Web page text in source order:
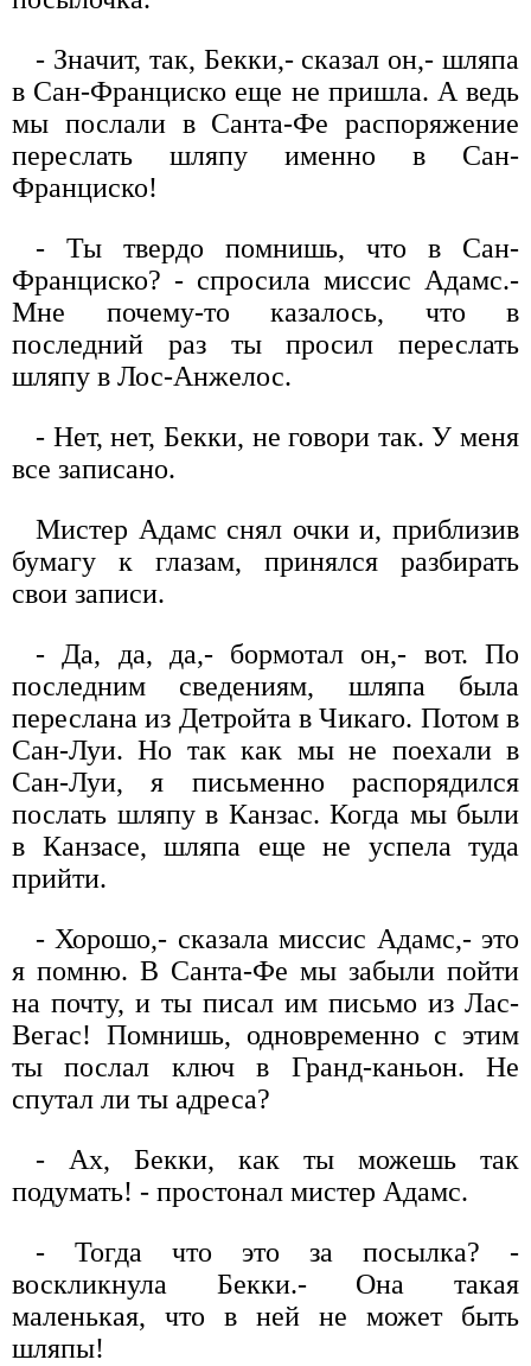
- Значит, так, Бекки,- сказал он,- шляпа
в Сан-Франциско еще не пришла. А ведь
мы послали в Санта-Фе распоряжение
переслать шляпу именно в Сан-
Франциско!
- Ты твердо помнишь, что в Сан-
Франциско? - спросила миссис Адамс.-
Мне почему-то казалось, что в
последний раз ты просил переслать
шляпу в Лос-Анжелос.
- Нет, нет, Бекки, не говори так. У меня
все записано.
Мистер Адамс снял очки и, приблизив
бумагу к глазам, принялся разбирать
свои записи.
- Да, да, да,- бормотал он,- вот. По
последним сведениям, шляпа была
переслана из Детройта в Чикаго. Потом в
Сан-Луи. Но так как мы не поехали в
Сан-Луи, я письменно распорядился
послать шляпу в Канзас. Когда мы были
в Канзасе, шляпа еще не успела туда
прийти.
- Хорошо,- сказала миссис Адамс,- это
я помню. В Санта-Фе мы забыли пойти
на почту, и ты писал им письмо из Лас-
Вегас! Помнишь, одновременно с этим
ты послал ключ в Гранд-каньон. Не
спутал ли ты адреса?
- Ах, Бекки, как ты можешь так
подумать! - простонал мистер Адамс.
- Тогда что это за посылка? -
воскликнула Бекки.- Она такая
маленькая, что в ней не может быть
шляпы!